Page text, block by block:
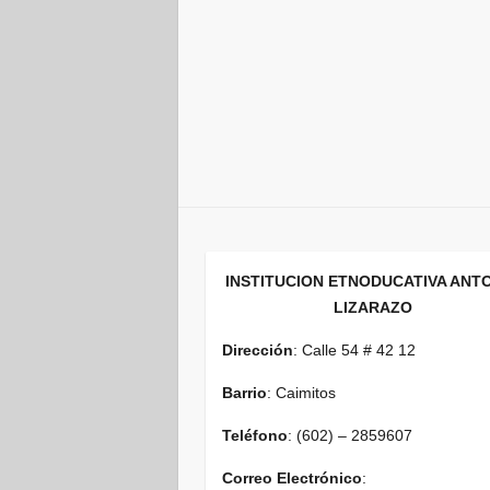
INSTITUCION ETNODUCATIVA
LIZARAZO
Dirección: Calle 54 # 42 12
Barrio: Caimitos
Teléfono: (602) – 2859607
Correo Electrónico: